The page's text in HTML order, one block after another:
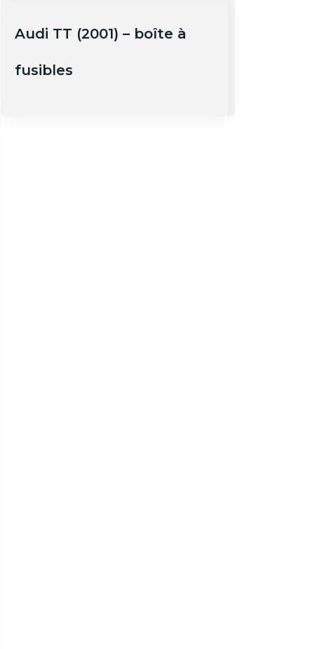
Audi TT (2001) – boîte à
fusibles